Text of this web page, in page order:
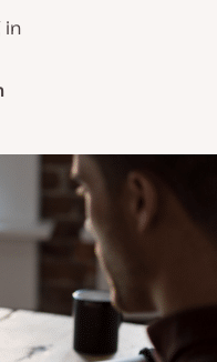
in